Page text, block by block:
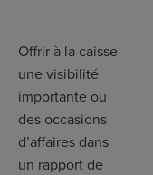
Offrir à la caisse
une visibilité
importante ou
des occasions
d’affaires dans
un rapport de